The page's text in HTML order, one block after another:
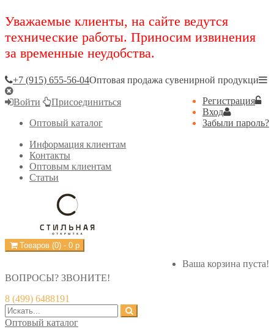
Уважаемые клиенты, на сайте ведутся
технические работы. Приносим извинения
за временные неудобства.
+7 (915) 655-56-04Оптовая продажа сувенирной продукци
Регистрация
Вход
Забыли пароль?
Войти
Присоединиться
Оптовый каталог
Информация клиентам
Контакты
Оптовым клиентам
Статьи
Товаров (0) - 0 р
Ваша корзина пуста!
ВОПРОСЫ? ЗВОНИТЕ!
8 (499) 6488191
Оптовый каталог